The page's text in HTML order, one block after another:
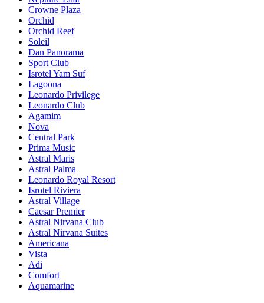
Crowne Plaza
Orchid
Orchid Reef
Soleil
Dan Panorama
Sport Club
Isrotel Yam Suf
Lagoona
Leonardo Privilege
Leonardo Club
Agamim
Nova
Central Park
Prima Music
Astral Maris
Astral Palma
Leonardo Royal Resort
Isrotel Riviera
Astral Village
Caesar Premier
Astral Nirvana Club
Astral Nirvana Suites
Americana
Vista
Adi
Comfort
Aquamarine